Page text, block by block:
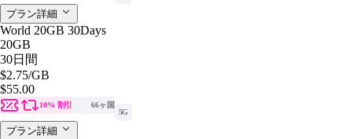
プラン詳細
World 20GB 30Days
20GB
30日間
$2.75/GB
$55.00
10% 割引
66ヶ国
5G
プラン詳細